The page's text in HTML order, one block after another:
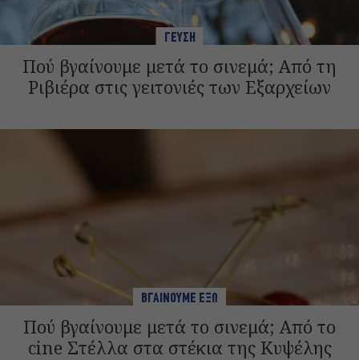
ΓΕΥΣΗ
Πού βγαίνουμε μετά το σινεμά; Από τη
Ριβιέρα στις γειτονιές των Εξαρχείων
ΒΓΑΙΝΟΥΜΕ ΕΞΩ
Πού βγαίνουμε μετά το σινεμά; Από το
cine Στέλλα στα στέκια της Κυψέλης